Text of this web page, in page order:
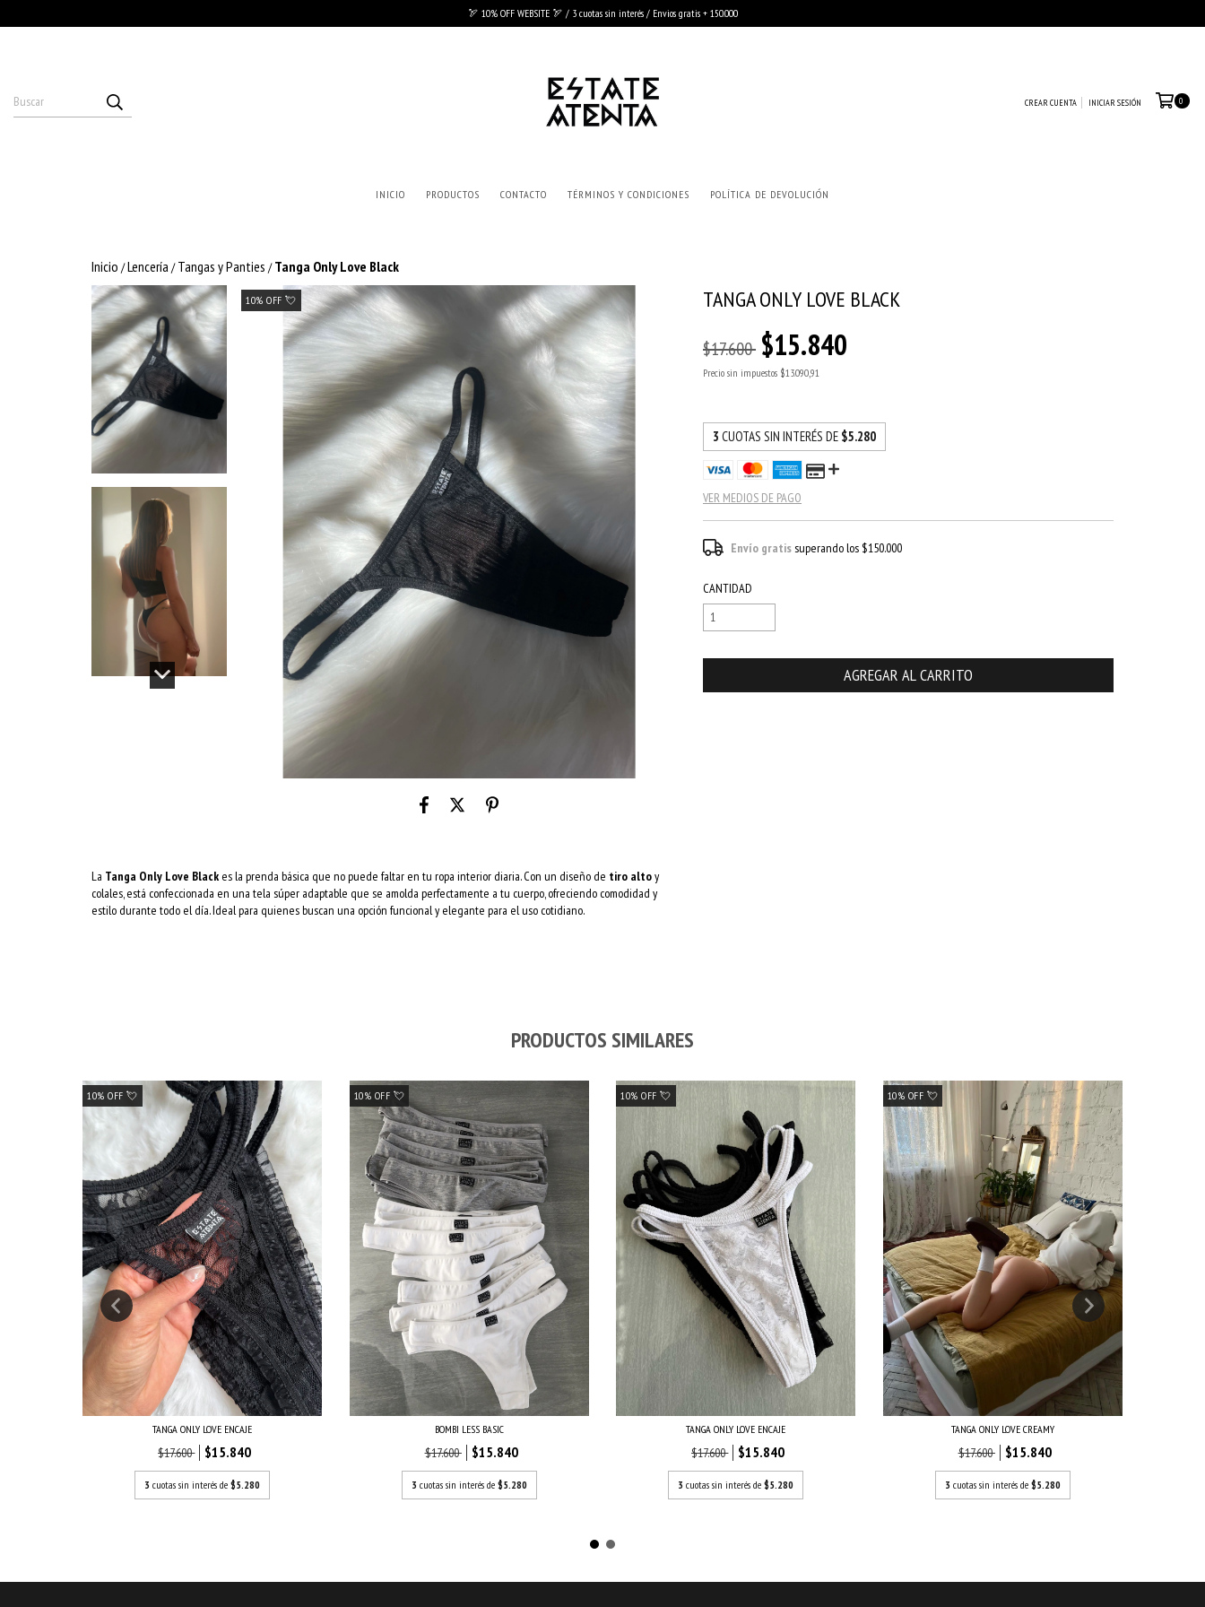
🏹 10% OFF WEBSITE 🏹 / 3 cuotas sin interés / Envios gratis + 150.000
CREAR CUENTA INICIAR SESIÓN 0
INICIO PRODUCTOS CONTACTO TÉRMINOS Y CONDICIONES POLÍTICA DE DEVOLUCIÓN
Inicio /Lencería / Tangas y Panties / Tanga Only Love Black
10% OFF 💘
La Tanga Only Love Black es la prenda básica que no puede faltar en tu ropa interior diaria. Con un diseño de tiro altoy
colales, está confeccionada en una tela súper adaptable que se amolda perfectamente a tu cuerpo, ofreciendo comodidad y
estilo durante todo el día. Ideal para quienes buscan una opción funcional y elegante para el uso cotidiano.
TANGA ONLY LOVE BLACK
$17.600 $15.840
Precio sin impuestos $13.090,91
3 CUOTAS SIN INTERÉS DE $5.280
VER MEDIOS DE PAGO
Envío gratis superando los $150.000
CANTIDAD
PRODUCTOS SIMILARES
10% OFF 💘
TANGA ONLY LOVE ENCAJE
$17.600 $15.840
3 cuotas sin interés de$5.280
10% OFF 💘
BOMBI LESS BASIC
$17.600 $15.840
3 cuotas sin interés de $5.280
10% OFF 💘
TANGA ONLY LOVE ENCAJE
$17.600 $15.840
3 cuotas sin interés de$5.280
10% OFF 💘
TANGA ONLY LOVE CREAMY
$17.600 $15.840
3 cuotas sin interés de $5.280